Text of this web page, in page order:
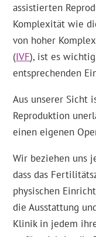
assistierten
Komplexität wie
von hoher
(IVF), ist es
entsprechenden
Aus unserer Sicht
Reproduktion
einen eigenen
Wir beziehen uns
dass das
physischen
die Ausstattung
Klinik in jedem